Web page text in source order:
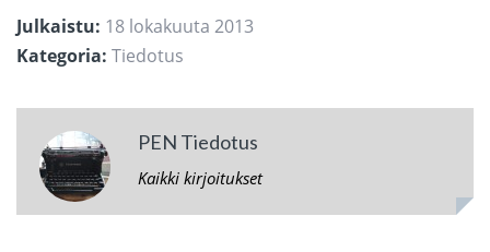
Julkaistu: 18 lokakuuta 2013
Kategoria: Tiedotus
PEN Tiedotus
Kaikki kirjoitukset